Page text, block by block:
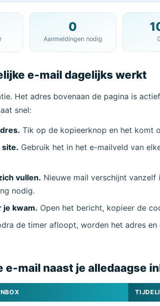
Je 10 Minuten
Verander
Onderwerp
Vernieuwen
0
Aanmeldingen nodig
e-mail dagelijks werkt
Het adres bovenaan de pagina is
snel:
Tik op de kopieerknop en het komt
site. Gebruik het in het e-mailveld van
vullen. Nieuwe mail verschijnt vanzelf
nodig.
je kwam. Open het bericht, kopieer de
de timer afloopt, worden het adres
e-mail naast je alledaagse